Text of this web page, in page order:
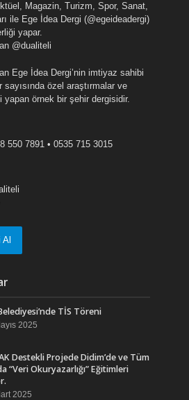
Magazin, Turizm, Spor, Sanat,
ile Ege İdea Dergi (@egeideadergi)
yapar.
@dualiteli
Ege İdea Dergi’nin imtiyaz sahibi
özel araştırmalar ve
yapan örnek bir şehir dergisidir.
550 7891 • 0535 715 3015
TİS Töreni
2025
Destekli Projede Didim’de ve Tüm
“Veri Okuryazarlığı” Eğitimleri
2025